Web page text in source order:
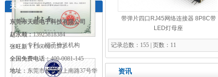
专利：端子推送机构
天睦
东莞市天睦电子科技有限公司
赵永顺：13925818384
张旺新：13600261572
全国免费电话：400-0081-145
地址： 东莞市长安镇上南路37号华
带弹片四口RJ45网络连接器 8P8C带
LED灯母座
记录总数：155 | 页数：11
资讯